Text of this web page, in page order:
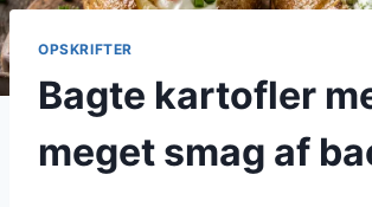
OPSKRIFTER
Bagte kartofler
meget smag af